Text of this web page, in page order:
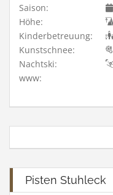
Saison:
Höhe:
Kinderbetreuung:
Kunstschnee:
Nachtski:
www:
Pisten Stuhleck